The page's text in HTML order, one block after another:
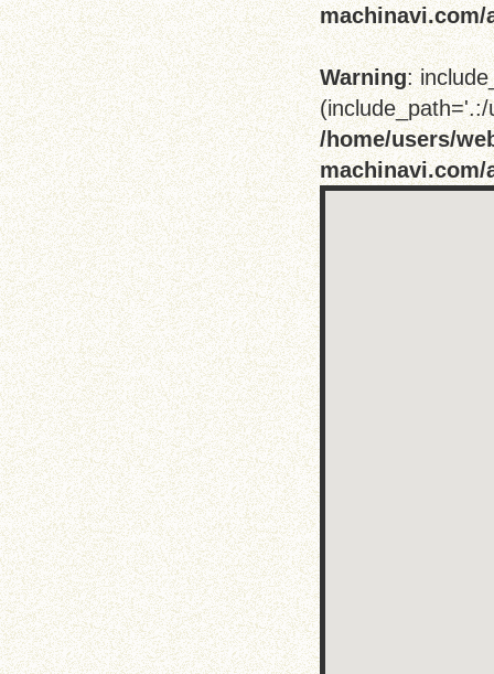
machinavi.com/
Warning:
/home/users/
machinavi.com/